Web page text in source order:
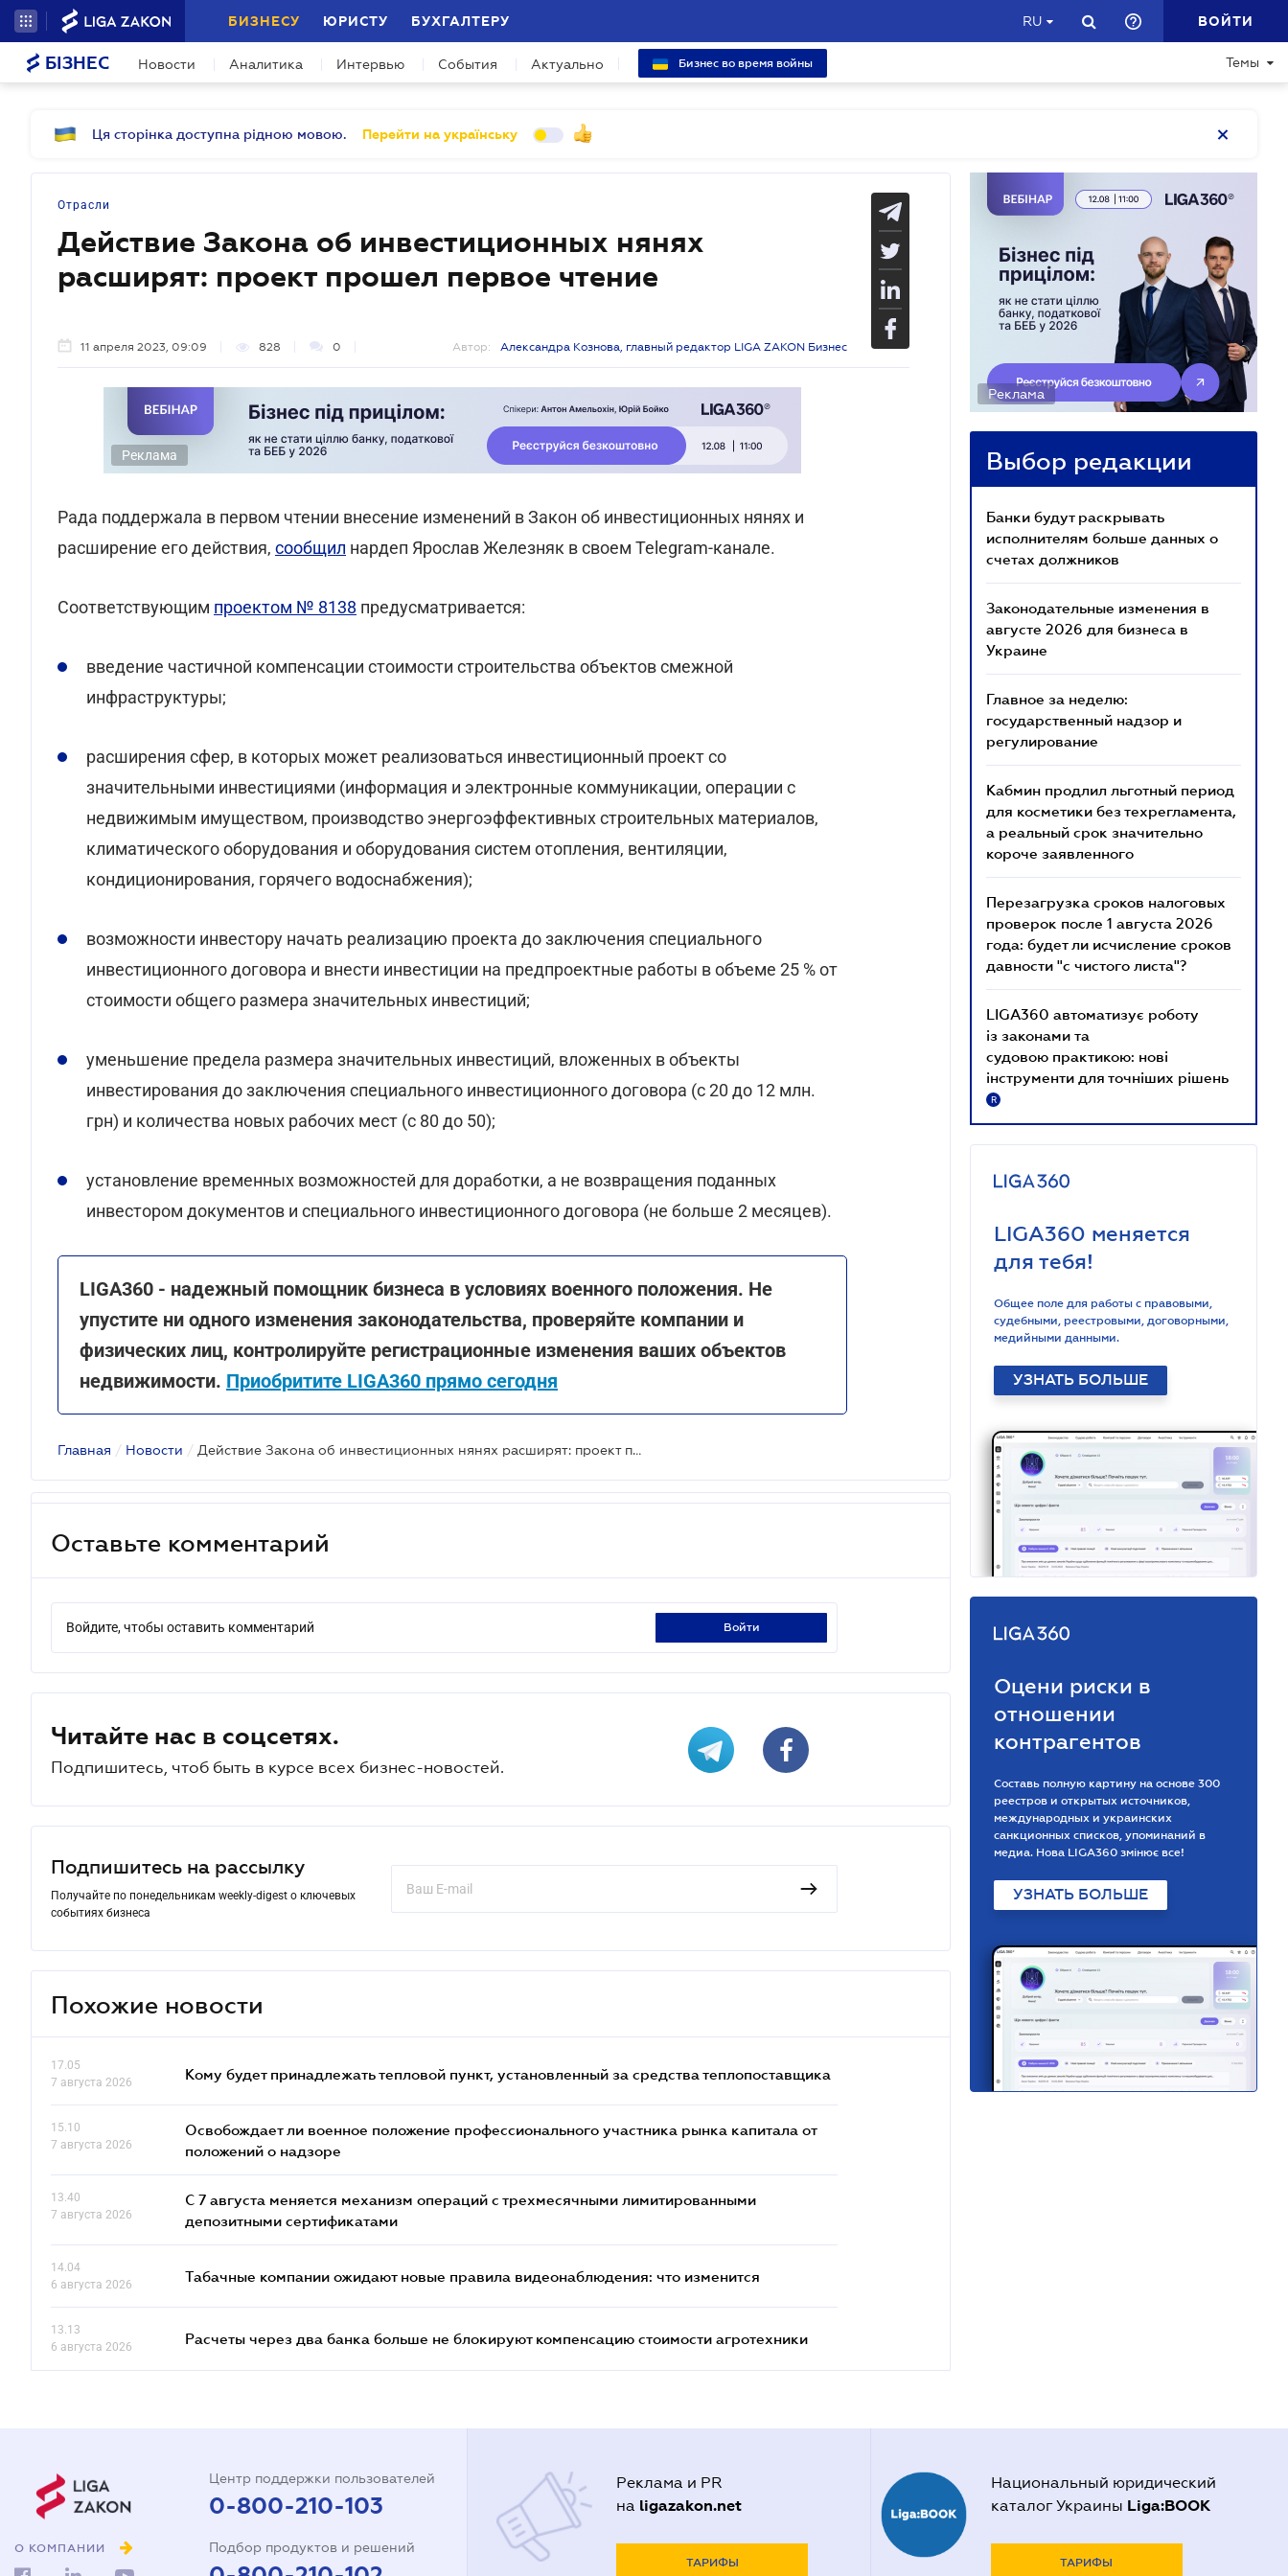
БИЗНЕСУ ЮРИСТУ БУХГАЛТЕРУ RU ВОЙТИ
БІЗНЕС Новости Аналитика Интервью События Актуально Бизнес во время войны Темы
Ця сторінка доступна рідною мовою. Перейти на українську
Отрасли
Действие Закона об инвестиционных нянях
расширят: проект прошел первое чтение
11 апреля 2023, 09:09 828 0 Автор: Александра Кознова, главный редактор LIGA ZAKON Бизнес
Реклама
Рада поддержала в первом чтении внесение изменений в Закон об инвестиционных нянях и
расширение его действия, сообщил нардеп Ярослав Железняк в своем Telegram-канале.
Соответствующим проектом № 8138 предусматривается:
введение частичной компенсации стоимости строительства объектов смежной
инфраструктуры;
расширения сфер, в которых может реализоваться инвестиционный проект со
значительными инвестициями (информация и электронные коммуникации, операции с
недвижимым имуществом, производство энергоэффективных строительных материалов,
климатического оборудования и оборудования систем отопления, вентиляции,
кондиционирования, горячего водоснабжения);
возможности инвестору начать реализацию проекта до заключения специального
инвестиционного договора и внести инвестиции на предпроектные работы в объеме 25 % от
стоимости общего размера значительных инвестиций;
уменьшение предела размера значительных инвестиций, вложенных в объекты
инвестирования до заключения специального инвестиционного договора (с 20 до 12 млн.
грн) и количества новых рабочих мест (с 80 до 50);
установление временных возможностей для доработки, а не возвращения поданных
инвестором документов и специального инвестиционного договора (не больше 2 месяцев).
LIGA360 - надежный помощник бизнеса в условиях военного положения. Не
упустите ни одного изменения законодательства, проверяйте компании и
физических лиц, контролируйте регистрационные изменения ваших объектов
недвижимости. Приобритите LIGA360 прямо сегодня
Главная / Новости / Действие Закона об инвестиционных нянях расширят: проект прошел первое чтение
Оставьте комментарий
Войдите, чтобы оставить комментарий войти
Читайте нас в соцсетях.
Подпишитесь, чтоб быть в курсе всех бизнес-новостей.
Подпишитесь на рассылку
Получайте по понедельникам weekly-digest о ключевых
событиях бизнеса
Похожие новости
17.05
7 августа 2026
Кому будет принадлежать тепловой пункт, установленный за средства теплопоставщика
15.10
7 августа 2026
Освобождает ли военное положение профессионального участника рынка капитала от
положений о надзоре
13.40
7 августа 2026
С 7 августа меняется механизм операций с трехмесячными лимитированными
депозитными сертификатами
14.04
6 августа 2026
Табачные компании ожидают новые правила видеонаблюдения: что изменится
13.13
6 августа 2026
Расчеты через два банка больше не блокируют компенсацию стоимости агротехники
Реклама
Выбор редакции
Банки будут раскрывать
исполнителям больше данных о
счетах должников
Законодательные изменения в
августе 2026 для бизнеса в
Украине
Главное за неделю:
государственный надзор и
регулирование
Кабмин продлил льготный период
для косметики без техрегламента,
а реальный срок значительно
короче заявленного
Перезагрузка сроков налоговых
проверок после 1 августа 2026
года: будет ли исчисление сроков
давности "с чистого листа"?
LIGA360 автоматизує роботу
із законами та
судовою практикою: нові
інструменти для точніших рішень
R
LIGA360 меняется
для тебя!
Общее поле для работы с правовыми,
судебными, реестровыми, договорными,
медийными данными.
УЗНАТЬ БОЛЬШЕ
Оцени риски в
отношении
контрагентов
Составь полную картину на основе 300
реестров и открытых источников,
международных и украинских
санкционных списков, упоминаний в
медиа. Нова LIGA360 змінює все!
УЗНАТЬ БОЛЬШЕ
О КОМПАНИИ
Центр поддержки пользователей
0-800-210-103
Подбор продуктов и решений
Реклама и PR
на ligazakon.net
ТАРИФЫ
Национальный юридический
каталог Украины Liga:BOOK
ТАРИФЫ